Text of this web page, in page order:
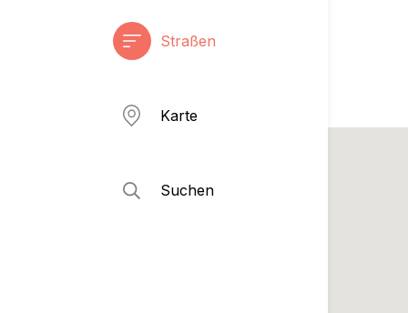
Straßen
Karte
Suchen